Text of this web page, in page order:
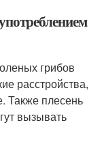
грибов
расстройства,
Также плесень
вызывать